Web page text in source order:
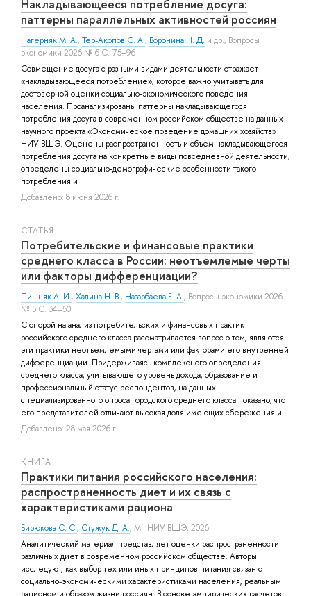
Накладывающееся потребление досуга:
паттерны параллельных активностей россиян
Нагерняк М. А., Тер-Акопов С. А., Воронина Н. Д. и др., Вопросы
экономики 2026 № 6 С. 75–96
Совмещение досуга с разными видами деятельности отражает
«накладывающееся потребление», которое важно учитывать для
достоверной оценки социально-экономического поведения
населения. Проанализированы паттерны накладывающегося
потребления досуга в современном российском обществе на данных
научного проекта «Экономическое поведение домашних хозяйств»
НИУ ВШЭ. Оценены распространенность и объем накладывающегося
потребления досуга на конкретные виды повседневной деятельности,
определены социально-демографические особенности такого
потребления и ...
Добавлено: 8 июня 2026 г.
СТАТЬЯ
Потребительские и финансовые практики
среднего класса в России: неотъемлемые черты
или факторы дифференциации?
Пишняк А. И., Халина Н. В., Назарбаева Е. А., Вопросы экономики 2026
№ 5 С. 34–50
С опорой на анализ потребительских и финансовых практик
российского среднего класса рассматривается вопрос о том, являются
эти практики неотъемлемыми чертами или факторами его внутренней
дифференциации. Придерживаясь комплексного определения
среднего класса, учитывающего уровень дохода, образование и
профессиональный статус респондентов, на данных
специализированного опроса городского среднего класса показано, что
его представителей отличают высокая доля имеющих сбережения и ...
Добавлено: 28 мая 2026 г.
КНИГА
Практики питания российского населения:
распространенность диет и их связь с
характеристиками рациона
Бирюкова С. С., Стужук Д. А., М.: НИУ ВШЭ, 2026.
Аналитический материал представляет оценки распространенности
различных диет в современном российском обществе. Авторы
исследуют, как выбор тех или иных принципов питания связан с
социально-экономическими характеристиками населения, реальным
рационом и образом жизни россиян. В основе эмпирических расчетов